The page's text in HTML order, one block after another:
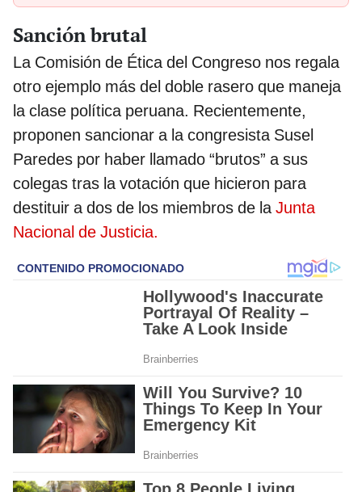
Sanción brutal
La Comisión de Ética del Congreso nos regala
otro ejemplo más del doble rasero que maneja
la clase política peruana. Recientemente,
proponen sancionar a la congresista Susel
Paredes por haber llamado “brutos” a sus
colegas tras la votación que hicieron para
destituir a dos de los miembros de laJunta
Nacional de Justicia.